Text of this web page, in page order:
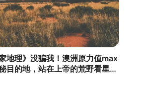
家地理》没骗我！澳洲原力值max
目的地，站在上帝的荒野看星辰